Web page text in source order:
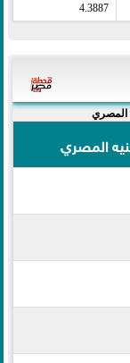
4.3887
المصري
المصري